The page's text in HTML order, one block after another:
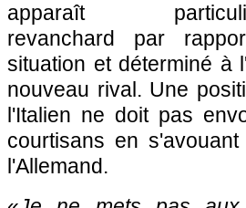
apparaît
revanchard par
situation et déterminé à
nouveau rival. Une
l'Italien ne doit pas
courtisans en
l'Allemand.